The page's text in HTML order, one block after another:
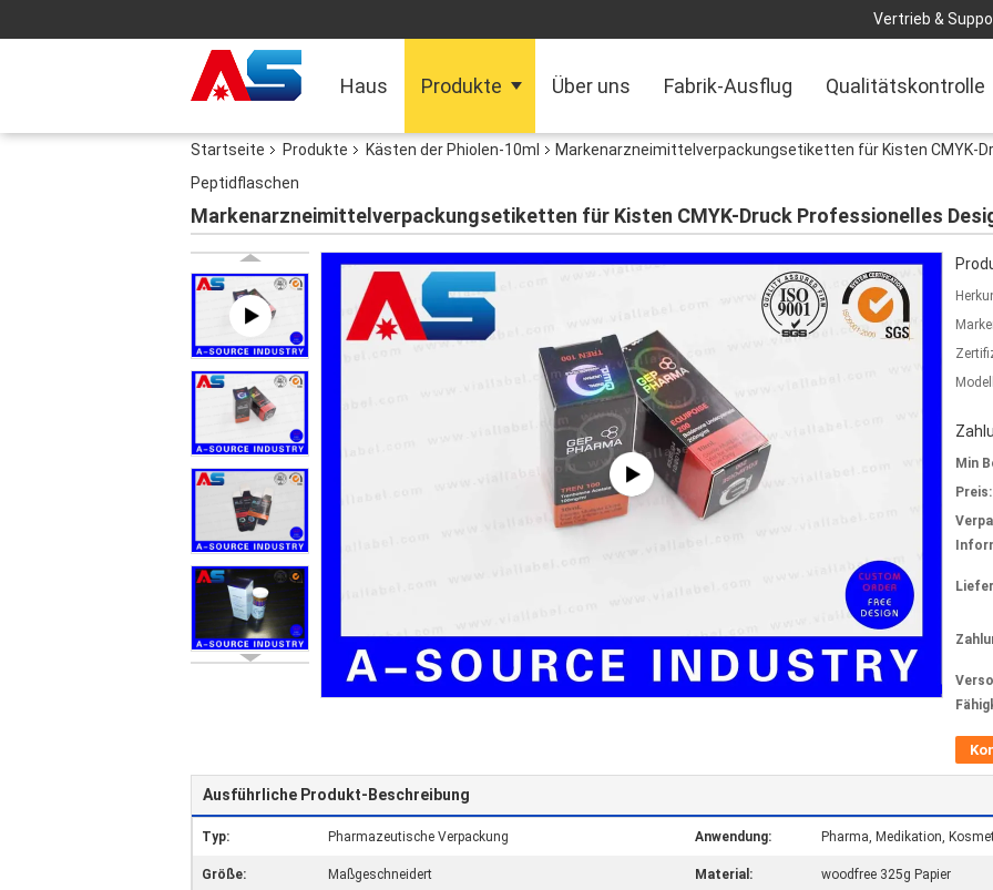
Vertrieb &
Haus Produkte Über uns Fabrik-Ausflug Qualitätskontrolle
Startseite Produkte Kästen der Phiolen-10ml
Markenarzneimittelverpackungsetiketten für Kisten CMYK-
Peptidflaschen
Markenarzneimittelverpackungsetiketten für Kisten CMYK-Druck Professionelles
Min
Preis:
Ausführliche Produkt-Beschreibung
Typ: Pharmazeutische Verpackung Anwendung: Pharma, Medikation,
Größe: Maßgeschneidert Material: woodfree 325g Papier